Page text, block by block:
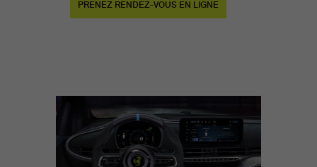
PRENEZ RENDEZ-VOUS EN LIGNE